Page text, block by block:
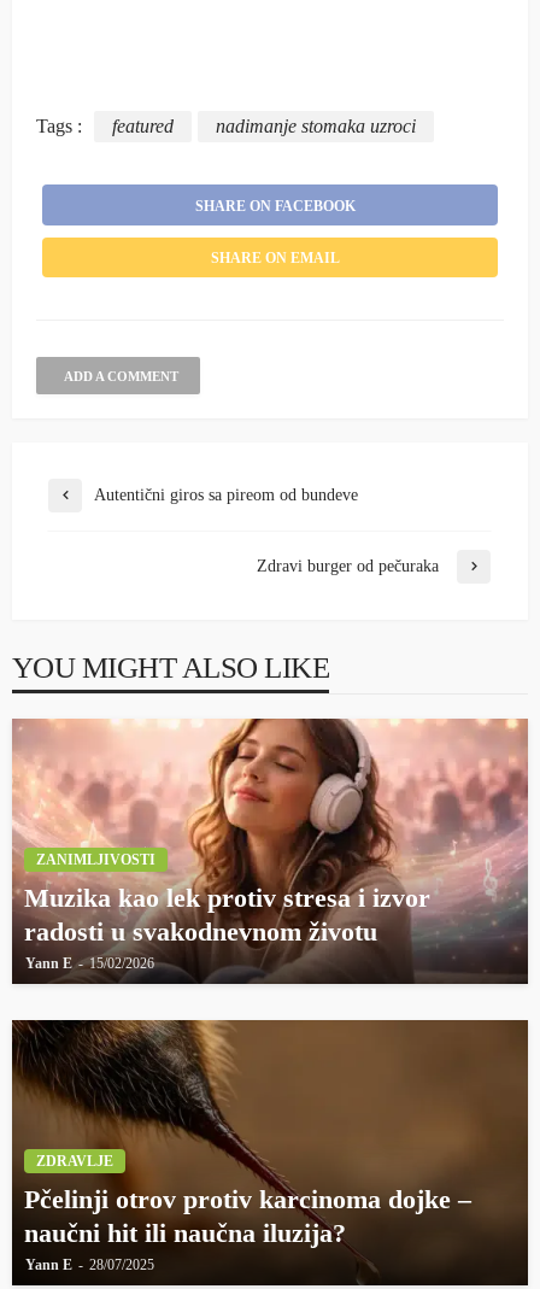
Tags : featured nadimanje stomaka uzroci
SHARE ON FACEBOOK
SHARE ON EMAIL
ADD A COMMENT
Autentični giros sa pireom od bundeve
Zdravi burger od pečuraka
YOU MIGHT ALSO LIKE
ZANIMLJIVOSTI
Muzika kao lek protiv stresa i izvor
radosti u svakodnevnom životu
Yann E 15/02/2026
ZDRAVLJE
Pčelinji otrov protiv karcinoma dojke –
naučni hit ili naučna iluzija?
Yann E 28/07/2025